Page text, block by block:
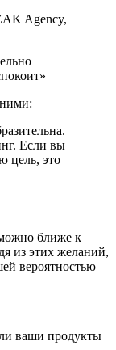
Agency,
Если вы
цель, это
ближе к
из этих желаний,
вероятностью
ваши продукты